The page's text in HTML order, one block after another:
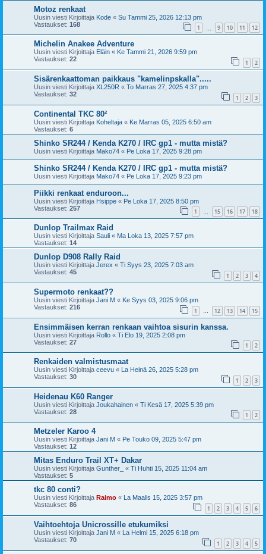
Motoz renkaat
Uusin viesti Kirjoittaja Kode « Su Tammi 25, 2026 12:13 pm
Vastaukset: 168 1 9 10 11 12
Michelin Anakee Adventure
Uusin viesti Kirjoittaja Eläin « Ke Tammi 21, 2026 9:59 pm
Vastaukset: 22 1 2
Sisärenkaattoman paikkaus "kamelinpskalla".....
Uusin viesti Kirjoittaja XL250R « To Marras 27, 2025 4:37 pm
Vastaukset: 32 1 2 3
Continental TKC 80²
Uusin viesti Kirjoittaja Koheltaja « Ke Marras 05, 2025 6:50 am
Vastaukset: 6
Shinko SR244 / Kenda K270 / IRC gp1 - mutta mistä?
Uusin viesti Kirjoittaja Mako74 « Pe Loka 17, 2025 9:28 pm
Shinko SR244 / Kenda K270 / IRC gp1 - mutta mistä?
Uusin viesti Kirjoittaja Mako74 « Pe Loka 17, 2025 9:23 pm
Piikki renkaat enduroon...
Uusin viesti Kirjoittaja Hsippe « Pe Loka 17, 2025 8:50 pm
Vastaukset: 257 1 15 16 17 18
Dunlop Trailmax Raid
Uusin viesti Kirjoittaja Sauli « Ma Loka 13, 2025 7:57 pm
Vastaukset: 14
Dunlop D908 Rally Raid
Uusin viesti Kirjoittaja Jerex « Ti Syys 23, 2025 7:03 am
Vastaukset: 45 1 2 3 4
Supermoto renkaat??
Uusin viesti Kirjoittaja Jani M « Ke Syys 03, 2025 9:06 pm
Vastaukset: 216 1 … 12 13 14 15
Ensimmäisen kerran renkaan vaihtoa sisurin kanssa.
Uusin viesti Kirjoittaja Rollo « Ti Elo 19, 2025 2:08 pm
Vastaukset: 27 1 2
Renkaiden valmistusmaat
Uusin viesti Kirjoittaja ceevu « La Heinä 26, 2025 5:28 pm
Vastaukset: 30 1 2 3
Heidenau K60 Ranger
Uusin viesti Kirjoittaja Joukahainen « Ti Kesä 17, 2025 5:39 pm
Vastaukset: 28 1 2
Metzeler Karoo 4
Uusin viesti Kirjoittaja Jani M « Pe Touko 09, 2025 5:47 pm
Vastaukset: 12
Mitas Enduro Trail XT+ Dakar
Uusin viesti Kirjoittaja Gunther_ « Ti Huhti 15, 2025 11:04 am
Vastaukset: 5
tkc 80 conti?
Uusin viesti Kirjoittaja Raimo « La Maalis 15, 2025 3:57 pm
Vastaukset: 86 1 2 3 4 5 6
Vaihtoehtoja Unicrossille etukumiksi
Uusin viesti Kirjoittaja Jani M « La Helmi 15, 2025 6:18 pm
Vastaukset: 70 1 2 3 4 5